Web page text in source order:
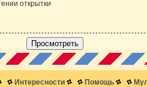
открытки
Интересности Помощь